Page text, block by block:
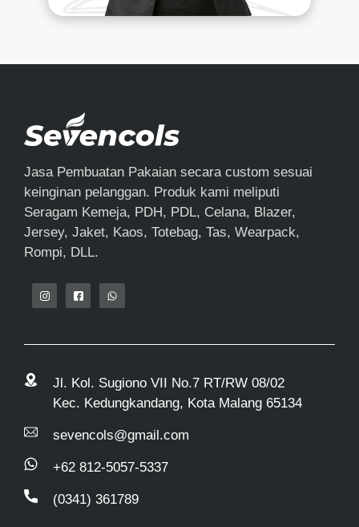
Jasa Pembuatan Pakaian secara custom sesuai
keinginan pelanggan. Produk kami meliputi
Seragam Kemeja, PDH, PDL, Celana, Blazer,
Jersey, Jaket, Kaos, Totebag, Tas, Wearpack,
Rompi, DLL.
Jl. Kol. Sugiono VII No.7 RT/RW 08/02
Kec. Kedungkandang, Kota Malang 65134
sevencols@gmail.com
+62 812-5057-5337
(0341) 361789